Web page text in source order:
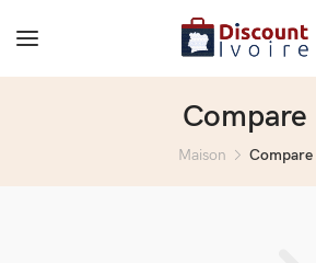
Compare
Maison Compare